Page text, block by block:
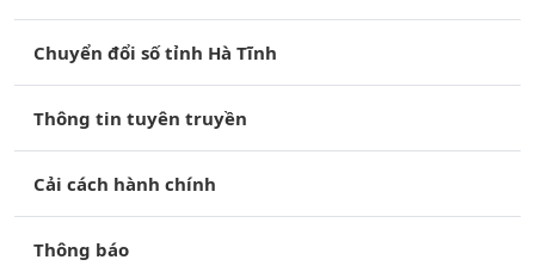
Chuyển đổi số tỉnh Hà Tĩnh
Thông tin tuyên truyền
Cải cách hành chính
Thông báo